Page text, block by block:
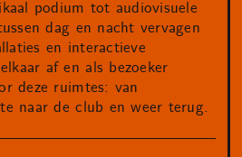
podium tot audiovisuele
dag en nacht vervagen
en interactieve
af en als bezoeker
deze ruimtes: van
naar de club en weer terug.